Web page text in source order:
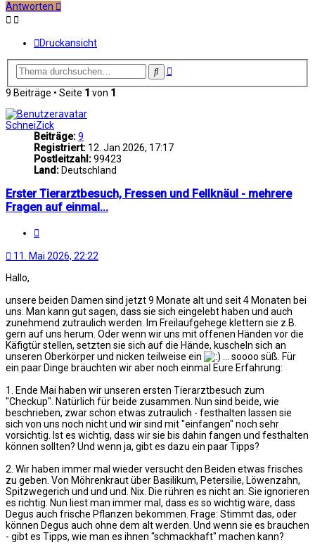
Antworten
Druckansicht
SucheErweiterte
9 Beiträge • Seite 1 von 1
SchneiZick
Beiträge:9
Registriert: 12. Jan 2026, 17:17
Postleitzahl:99423
Land: Deutschland
Erster Tierarztbesuch, Fressen und Fellknäul - mehrere
Fragen auf einmal...
11. Mai 2026, 22:22
Hallo,
unsere beiden Damen sind jetzt 9 Monate alt und seit 4 Monaten bei
uns. Man kann gut sagen, dass sie sich eingelebt haben und auch
zunehmend zutraulich werden. Im Freilaufgehege klettern sie z.B.
gern auf uns herum. Oder wenn wir uns mit offenen Händen vor die
Käfigtür stellen, setzten sie sich auf die Hände, kuscheln sich an
unseren Oberkörper und nicken teilweise ein
... soooo süß. Für
ein paar Dinge bräuchten wir aber noch einmal Eure Erfahrung:
1. Ende Mai haben wir unseren ersten Tierarztbesuch zum
"Checkup". Natürlich für beide zusammen. Nun sind beide, wie
beschrieben, zwar schon etwas zutraulich - festhalten lassen sie
sich von uns noch nicht und wir sind mit "einfangen" noch sehr
vorsichtig. Ist es wichtig, dass wir sie bis dahin fangen und festhalten
können sollten? Und wenn ja, gibt es dazu ein paar Tipps?
2. Wir haben immer mal wieder versucht den Beiden etwas frisches
zu geben. Von Möhrenkraut über Basilikum, Petersilie, Löwenzahn,
Spitzwegerich und und und. Nix. Die rühren es nicht an. Sie ignorieren
es richtig. Nun liest man immer mal, dass es so wichtig wäre, dass
Degus auch frische Pflanzen bekommen. Frage: Stimmt das, oder
können Degus auch ohne dem alt werden. Und wenn sie es brauchen
- gibt es Tipps, wie man es ihnen "schmackhaft" machen kann?